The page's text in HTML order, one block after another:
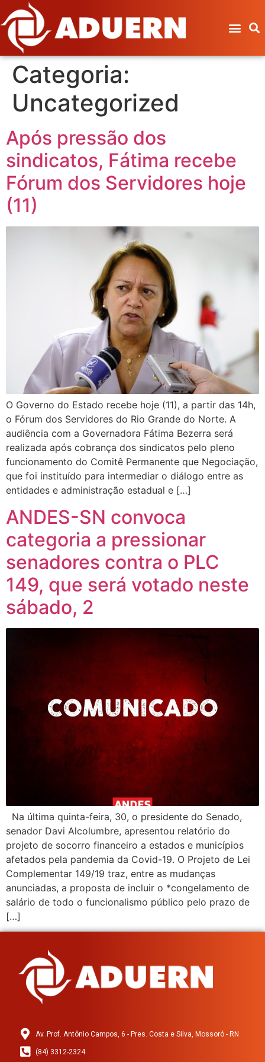
Categoria:
Uncategorized
Após pressão dos
sindicatos, Fátima recebe
Fórum dos Servidores hoje
(11)
O Governo do Estado recebe hoje (11), a partir das 14h,
o Fórum dos Servidores do Rio Grande do Norte. A
audiência com a Governadora Fátima Bezerra será
realizada após cobrança dos sindicatos pelo pleno
funcionamento do Comitê Permanente que Negociação,
que foi instituído para intermediar o diálogo entre as
entidades e administração estadual e […]
ANDES-SN convoca
categoria a pressionar
senadores contra o PLC
149, que será votado neste
sábado, 2
Na última quinta-feira, 30, o presidente do Senado,
senador Davi Alcolumbre, apresentou relatório do
projeto de socorro financeiro a estados e municípios
afetados pela pandemia da Covid-19. O Projeto de Lei
Complementar 149/19 traz, entre as mudanças
anunciadas, a proposta de incluir o *congelamento de
salário de todo o funcionalismo público pelo prazo de
[…]
Av. Prof. Antônio Campos, 6 - Pres. Costa e Silva, Mossoró - RN
(84) 3312-2324